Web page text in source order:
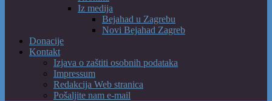
Iz medija
Bejahad u Zagrebu
Novi Bejahad Zagreb
Donacije
Kontakt
Izjava o zaštiti osobnih podataka
Impressum
Redakcija Web stranica
Pošaljite nam e-mail